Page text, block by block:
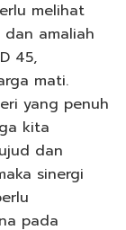
melihat
amaliah
45,
mati.
yang penuh
kita
dan
sinergi
pada